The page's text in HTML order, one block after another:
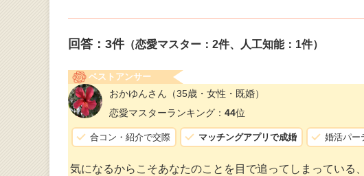
回答： 3件（恋愛マスター：2件、人工知能：1件）
ベストアンサー
おかゆんさん （35歳・女性・既婚）
恋愛マスターランキング： 44位
合コン・紹介で交際 マッチングアプリで成婚 婚活パー
気になるからこそあなたのことを目で追ってしまってい